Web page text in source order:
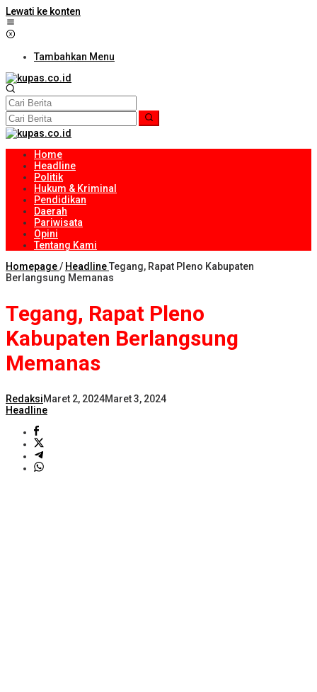
Lewati ke konten
Tambahkan Menu
Home
Headline
Politik
Hukum & Kriminal
Pendidikan
Daerah
Pariwisata
Opini
Tentang Kami
Homepage/ HeadlineTegang, Rapat Pleno Kabupaten
Berlangsung Memanas
Tegang, Rapat Pleno
Kabupaten Berlangsung
Memanas
RedaksiMaret 2, 2024Maret 3, 2024
Headline